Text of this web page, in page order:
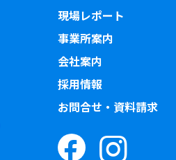
現場レポート
事業所案内
会社案内
採用情報
お問合せ・資料請求